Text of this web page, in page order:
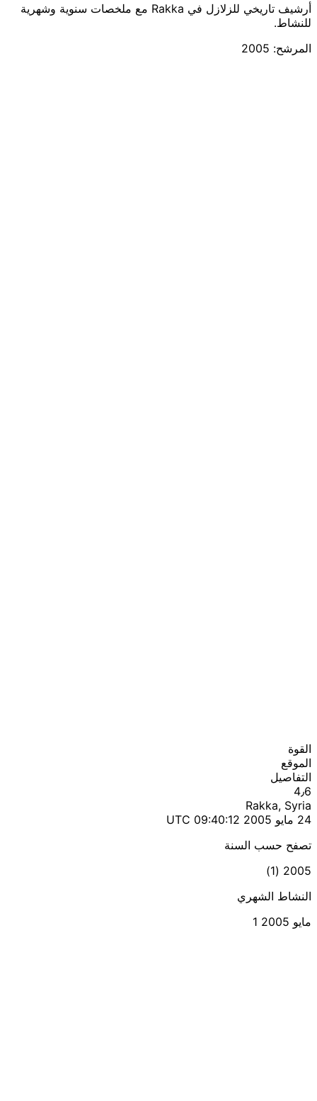
أرشيف تاريخي للزلازل في Rakka مع ملخصات سنوية وشهرية
للنشاط.
المرشح: 2005
القوة
الموقع
التفاصيل
4٫6
Rakka, Syria
24 مايو 2005 09:40:12 UTC
تصفح حسب السنة
2005 (1)
النشاط الشهري
مايو 2005
1